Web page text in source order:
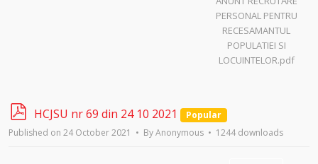
PERSONAL PENTRU
RECESAMANTUL
POPULATIEI SI
LOCUINTELOR.pdf
p
f
HCJSU nr 69 din 24 10 2021
Popular
Published on 24 October 2021
ByAnonymous 1244 downloads